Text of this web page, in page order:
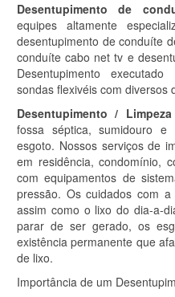
Desentupimento de
equipes altamente
desentupimento de conduíte
conduíte cabo net tv e
Desentupimento
sondas flexivéis com diversos
Desentupimento /
fossa séptica, sumidouro
esgoto. Nossos serviços de
em residência, condomínio,
com equipamentos de
pressão. Os cuidados com
assim como o lixo do dia-a-
parar de ser gerado, os
existência permanente que
de lixo.
Importância de um